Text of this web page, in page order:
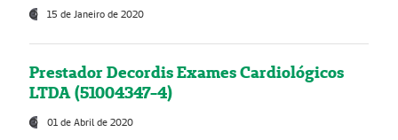
15 de Janeiro de 2020
Prestador Decordis Exames Cardiológicos
LTDA (51004347-4)
01 de Abril de 2020